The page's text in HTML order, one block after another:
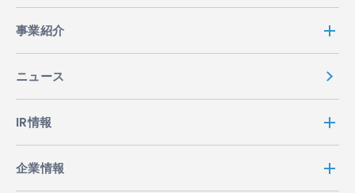
事業紹介
ニュース
IR情報
企業情報